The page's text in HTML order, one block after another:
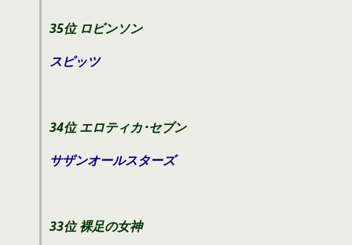
35位 ロビンソン
スピッツ
34位 エロティカ･セブン
サザンオールスターズ
33位 裸足の女神